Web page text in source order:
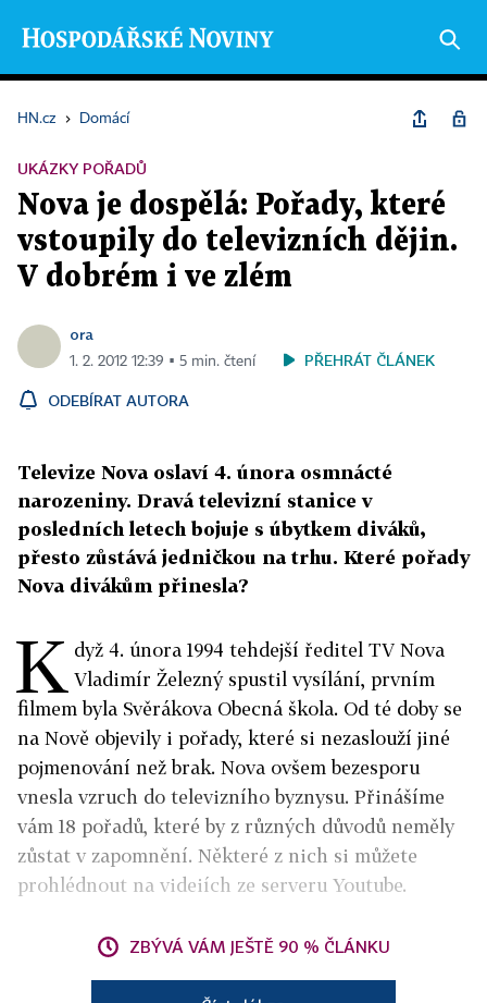
HN.cz › Domácí
UKÁZKY POŘADŮ
Nova je dospělá: Pořady, které
vstoupily do televizních dějin.
V dobrém i ve zlém
ora
1. 2. 2012 12:39 ▪ 5 min. čtení PŘEHRÁT ČLÁNEK
ODEBÍRAT AUTORA
Televize Nova oslaví 4. února osmnácté
narozeniny. Dravá televizní stanice v
posledních letech bojuje s úbytkem diváků,
přesto zůstává jedničkou na trhu. Které pořady
Nova divákům přinesla?
K dyž 4. února 1994 tehdejší ředitel TV Nova
Vladimír Železný spustil vysílání, prvním
filmem byla Svěrákova Obecná škola. Od té doby se
na Nově objevily i pořady, které si nezaslouží jiné
pojmenování než brak. Nova ovšem bezesporu
vnesla vzruch do televizního byznysu. Přinášíme
vám 18 pořadů, které by z různých důvodů neměly
zůstat v zapomnění. Některé z nich si můžete
prohlédnout na videiích ze serveru Youtube.
ZBÝVÁ VÁM JEŠTĚ 90 % ČLÁNKU